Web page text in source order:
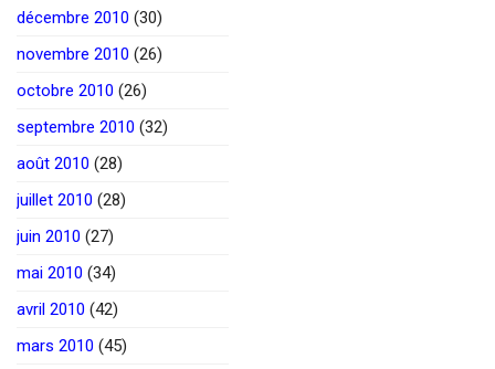
décembre 2010 (30)
novembre 2010 (26)
octobre 2010 (26)
septembre 2010 (32)
août 2010 (28)
juillet 2010 (28)
juin 2010 (27)
mai 2010 (34)
avril 2010 (42)
mars 2010 (45)